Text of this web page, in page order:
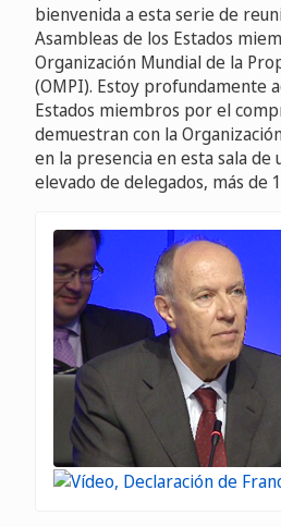
bienvenida a esta serie de
Asambleas de los Estados
Organización Mundial de la
(OMPI). Estoy profundamente
Estados miembros por el
demuestran con la
en la presencia en esta sala de
elevado de delegados, más de